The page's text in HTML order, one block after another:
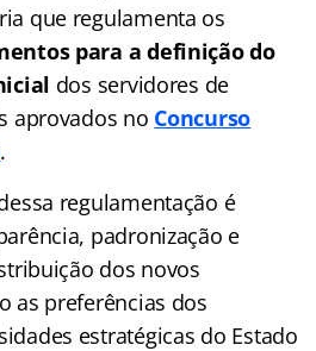
que regulamenta os
para a definição do
dos servidores de
aprovados no Concurso
.
regulamentação é
padronização e
dos novos
as preferências dos
estratégicas do Estado